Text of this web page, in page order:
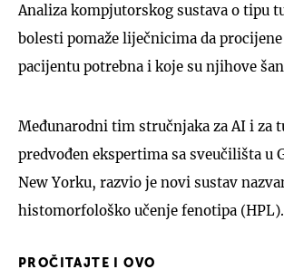
Analiza kompjutorskog sustava o tipu
bolesti pomaže liječnicima da
pacijentu potrebna i koje su njihove
Međunarodni tim stručnjaka za AI i za
predvođen ekspertima sa sveučilišta u
New Yorku, razvio je novi sustav
histomorfološko učenje fenotipa (HPL).
PROČITAJTE I OVO